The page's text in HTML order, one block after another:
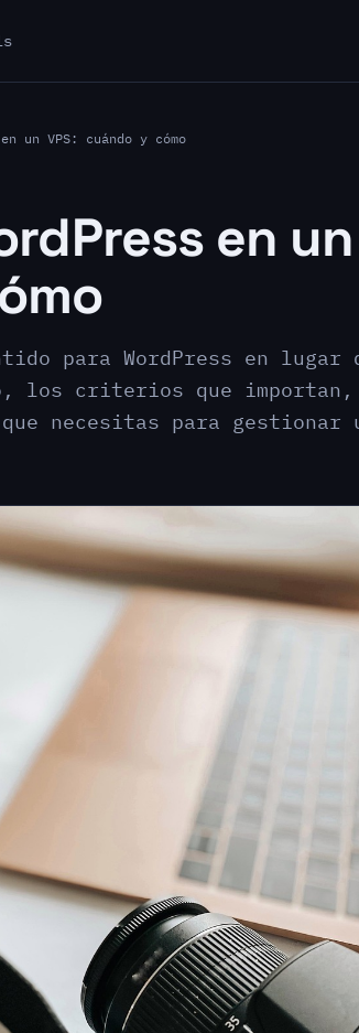
un VPS: cuándo y cómo
en un
para WordPress en
los criterios que
necesitas para